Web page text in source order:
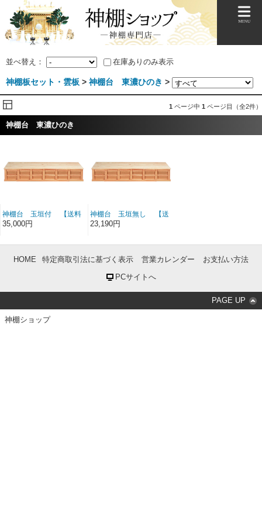
並べ替え： 在庫ありのみ表示
神棚板セット・雲板 > 神棚台 東濃ひのき >
1 ページ中 1 ページ目（全2件）
神棚台 東濃ひのき
神棚台 玉垣付 【送料
無料】
35,000円
神棚台 玉垣無し 【送
料無料】
23,190円
HOME 特定商取引法に基づく表示 営業カレンダー
お支払い方法
PCサイトへ
PAGE UP
神棚ショップ